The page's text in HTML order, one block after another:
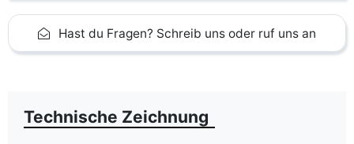
Hast du Fragen? Schreib uns oder ruf uns an
Technische Zeichnung